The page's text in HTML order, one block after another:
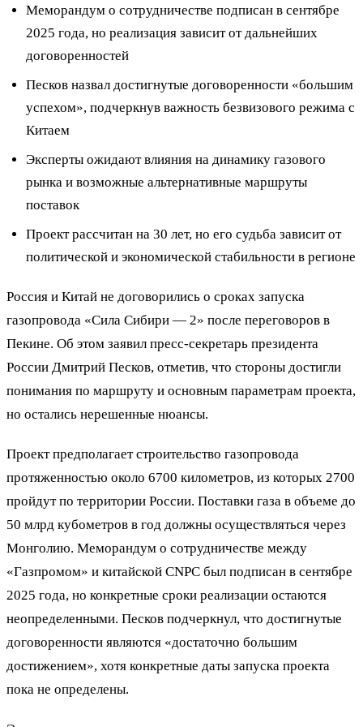
Меморандум о сотрудничестве подписан в сентябре
2025 года, но реализация зависит от дальнейших
договоренностей
Песков назвал достигнутые договоренности «большим
успехом», подчеркнув важность безвизового режима с
Китаем
Эксперты ожидают влияния на динамику газового
рынка и возможные альтернативные маршруты
поставок
Проект рассчитан на 30 лет, но его судьба зависит от
политической и экономической стабильности в регионе
Россия и Китай не договорились о сроках запуска
газопровода «Сила Сибири — 2» после переговоров в
Пекине. Об этом заявил пресс-секретарь президента
России Дмитрий Песков, отметив, что стороны достигли
понимания по маршруту и основным параметрам проекта,
но остались нерешенные нюансы.
Проект предполагает строительство газопровода
протяженностью около 6700 километров, из которых 2700
пройдут по территории России. Поставки газа в объеме до
50 млрд кубометров в год должны осуществляться через
Монголию. Меморандум о сотрудничестве между
«Газпромом» и китайской CNPC был подписан в сентябре
2025 года, но конкретные сроки реализации остаются
неопределенными. Песков подчеркнул, что достигнутые
договоренности являются «достаточно большим
достижением», хотя конкретные даты запуска проекта
пока не определены.